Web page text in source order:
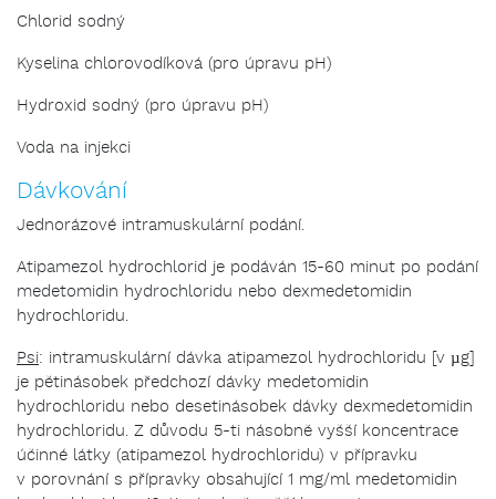
Chlorid sodný
Kyselina chlorovodíková (pro úpravu pH)
Hydroxid sodný (pro úpravu pH)
Voda na injekci
Dávkování
Jednorázové intramuskulární podání.
Atipamezol hydrochlorid je podáván 15-60 minut po podání
medetomidin hydrochloridu nebo dexmedetomidin
hydrochloridu.
Psi: intramuskulární dávka atipamezol hydrochloridu [v µg]
je pětinásobek předchozí dávky medetomidin
hydrochloridu nebo desetinásobek dávky dexmedetomidin
hydrochloridu. Z důvodu 5-ti násobně vyšší koncentrace
účinné látky (atipamezol hydrochloridu) v přípravku
v porovnání s přípravky obsahující 1 mg/ml medetomidin